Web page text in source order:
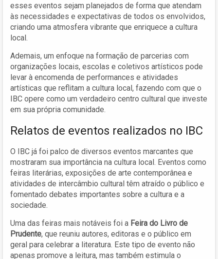
esses eventos sejam planejados de forma que atendam
às necessidades e expectativas de todos os envolvidos,
criando uma atmosfera vibrante que enriquece a cultura
local.
Ademais, um enfoque na formação de parcerias com
organizações locais, escolas e coletivos artísticos pode
levar à encomenda de performances e atividades
artísticas que reflitam a cultura local, fazendo com que o
IBC opere como um verdadeiro centro cultural que investe
em sua própria comunidade.
Relatos de eventos realizados no IBC
O IBC já foi palco de diversos eventos marcantes que
mostraram sua importância na cultura local. Eventos como
feiras literárias, exposições de arte contemporânea e
atividades de intercâmbio cultural têm atraído o público e
fomentado debates importantes sobre a cultura e a
sociedade.
Uma das feiras mais notáveis foi a Feira do Livro de
Prudente, que reuniu autores, editoras e o público em
geral para celebrar a literatura. Este tipo de evento não
apenas promove a leitura, mas também estimula o